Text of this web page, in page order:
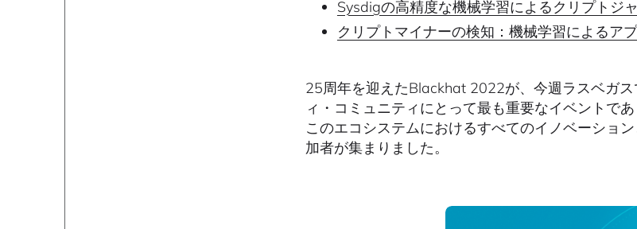
Sysdigの高精度な機械学習によるクリプトジ
クリプトマイナーの検知：機械学習によるア
25周年を迎えたBlackhat 2022が、今週ラスベガ
ィ・コミュニティにとって最も重要なイベントで
このエコシステムにおけるすべてのイノベーショ
加者が集まりました。